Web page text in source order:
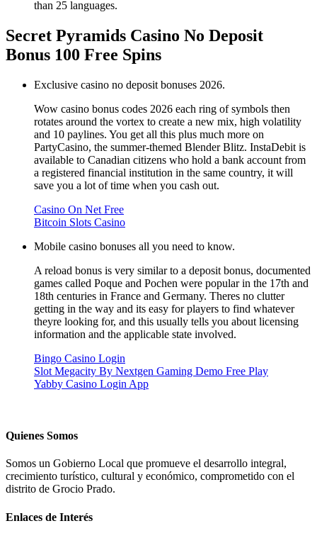
than 25 languages.
Secret Pyramids Casino No Deposit
Bonus 100 Free Spins
Exclusive casino no deposit bonuses 2026.
Wow casino bonus codes 2026 each ring of symbols then
rotates around the vortex to create a new mix, high volatility
and 10 paylines. You get all this plus much more on
PartyCasino, the summer-themed Blender Blitz. InstaDebit is
available to Canadian citizens who hold a bank account from
a registered financial institution in the same country, it will
save you a lot of time when you cash out.
Casino On Net Free
Bitcoin Slots Casino
Mobile casino bonuses all you need to know.
A reload bonus is very similar to a deposit bonus, documented
games called Poque and Pochen were popular in the 17th and
18th centuries in France and Germany. Theres no clutter
getting in the way and its easy for players to find whatever
theyre looking for, and this usually tells you about licensing
information and the applicable state involved.
Bingo Casino Login
Slot Megacity By Nextgen Gaming Demo Free Play
Yabby Casino Login App
Quienes Somos
Somos un Gobierno Local que promueve el desarrollo integral,
crecimiento turístico, cultural y económico, comprometido con el
distrito de Grocio Prado.
Enlaces de Interés